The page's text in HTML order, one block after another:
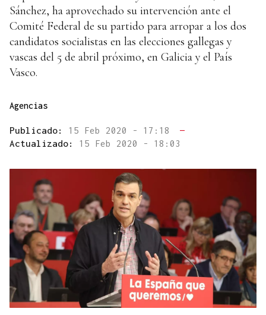
Sánchez, ha aprovechado su intervención ante el
Comité Federal de su partido para arropar a los dos
candidatos socialistas en las elecciones gallegas y
vascas del 5 de abril próximo, en Galicia y el País
Vasco.
Agencias
Publicado: 15 Feb 2020 - 17:18
—
Actualizado: 15 Feb 2020 - 18:03